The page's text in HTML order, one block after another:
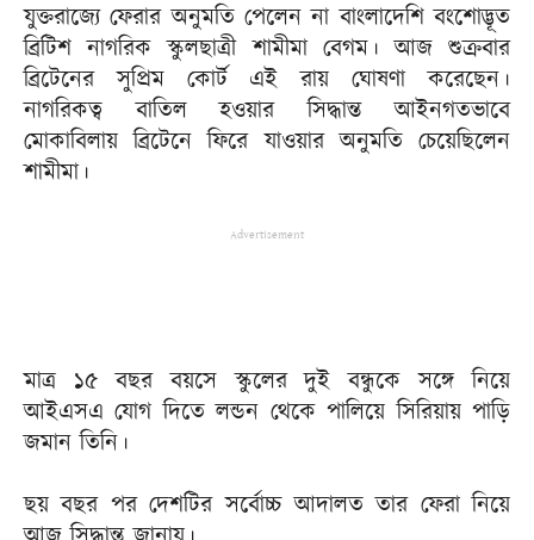
যুক্তরাজ্যে ফেরার অনুমতি পেলেন না বাংলাদেশি বংশোদ্ভূত
ব্রিটিশ নাগরিক স্কুলছাত্রী শামীমা বেগম। আজ শুক্রবার
ব্রিটেনের সুপ্রিম কোর্ট এই রায় ঘোষণা করেছেন।
নাগরিকত্ব বাতিল হওয়ার সিদ্ধান্ত আইনগতভাবে
মোকাবিলায় ব্রিটেনে ফিরে যাওয়ার অনুমতি চেয়েছিলেন
শামীমা।
Advertisement
মাত্র ১৫ বছর বয়সে স্কুলের দুই বন্ধুকে সঙ্গে নিয়ে
আইএসএ যোগ দিতে লন্ডন থেকে পালিয়ে সিরিয়ায় পাড়ি
জমান তিনি।
ছয় বছর পর দেশটির সর্বোচ্চ আদালত তার ফেরা নিয়ে